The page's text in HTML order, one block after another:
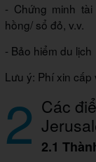
- Chứng minh
hồng/ sổ đỏ, v.v.
- Bảo hiểm du lịch
Lưu ý: Phí xin
2 Các
2.1